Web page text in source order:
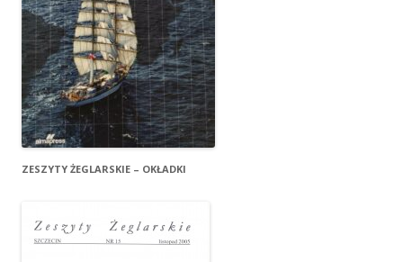
ZESZYTY ŻEGLARSKIE – OKŁADKI